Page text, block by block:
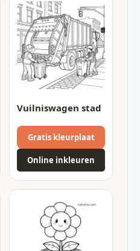
Vuilniswagen stad
Gratis kleurplaat
Online inkleuren